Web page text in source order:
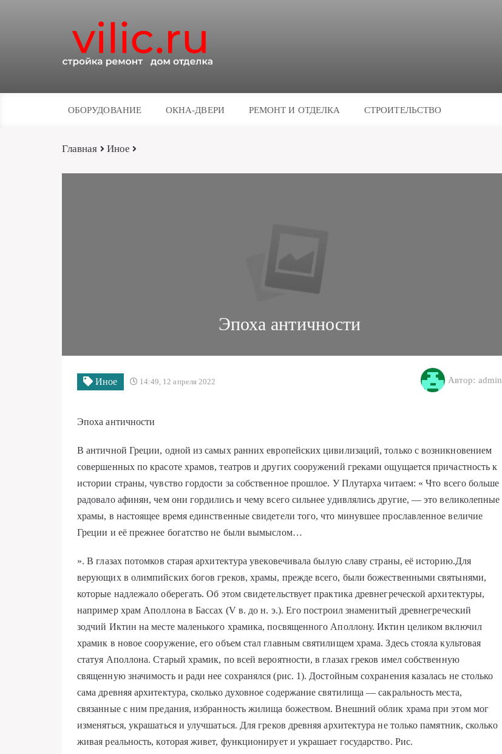
ОБОРУДОВАНИЕ ОКНА-ДВЕРИ РЕМОНТ И ОТДЕЛКА СТРОИТЕЛЬСТВО
Главная Иное
Эпоха античности
Иное 14:49, 12 апреля 2022 Автор: admin
Эпоха античности
В античной Греции, одной из самых ранних европейских цивилизаций, только с возникновением
совершенных по красоте храмов, театров и других сооружений греками ощущается причастность к
истории страны, чувство гордости за собственное прошлое. У Плутарха читаем: « Что всего больше
радовало афинян, чем они гордились и чему всего сильнее удивлялись другие, — это великолепные
храмы, в настоящее время единственные свидетели того, что минувшее прославленное величие
Греции и её прежнее богатство не были вымыслом…
». В глазах потомков старая архитектура увековечивала былую славу страны, её историю.Для
верующих в олимпийских богов греков, храмы, прежде всего, были божественными святынями,
которые надлежало оберегать. Об этом свидетельствует практика древнегреческой архитектуры,
например храм Аполлона в Бассах (V в. до н. э.). Его построил знаменитый древнегреческий
зодчий Иктин на месте маленького храмика, посвященного Аполлону. Иктин целиком включил
храмик в новое сооружение, его объем стал главным святилищем храма. Здесь стояла культовая
статуя Аполлона. Старый храмик, по всей вероятности, в глазах греков имел собственную
священную значимость и ради нее сохранялся (рис. 1). Достойным сохранения казалась не столько
сама древняя архитектура, сколько духовное содержание святилища — сакральность места,
связанные с ним предания, избранность жилища божеством. Внешний облик храма при этом мог
изменяться, украшаться и улучшаться. Для греков древняя архитектура не только памятник, сколько
живая реальность, которая живет, функционирует и украшает государство. Рис.